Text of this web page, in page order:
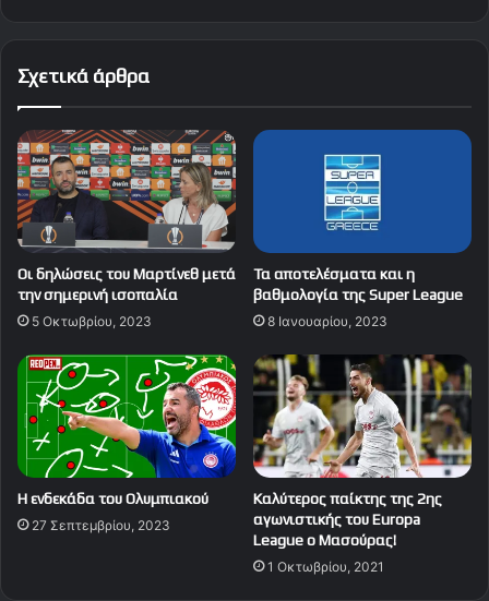
Σχετικά άρθρα
Οι δηλώσεις του Μαρτίνεθ μετά
την σημερινή ισοπαλία
5 Οκτωβρίου, 2023
Τα αποτελέσματα και η
βαθμολογία της Super League
8 Ιανουαρίου, 2023
Η ενδεκάδα του Ολυμπιακού
27 Σεπτεμβρίου, 2023
Καλύτερος παίκτης της 2ης
αγωνιστικής του Europa
League o Μασούρας!
1 Οκτωβρίου, 2021